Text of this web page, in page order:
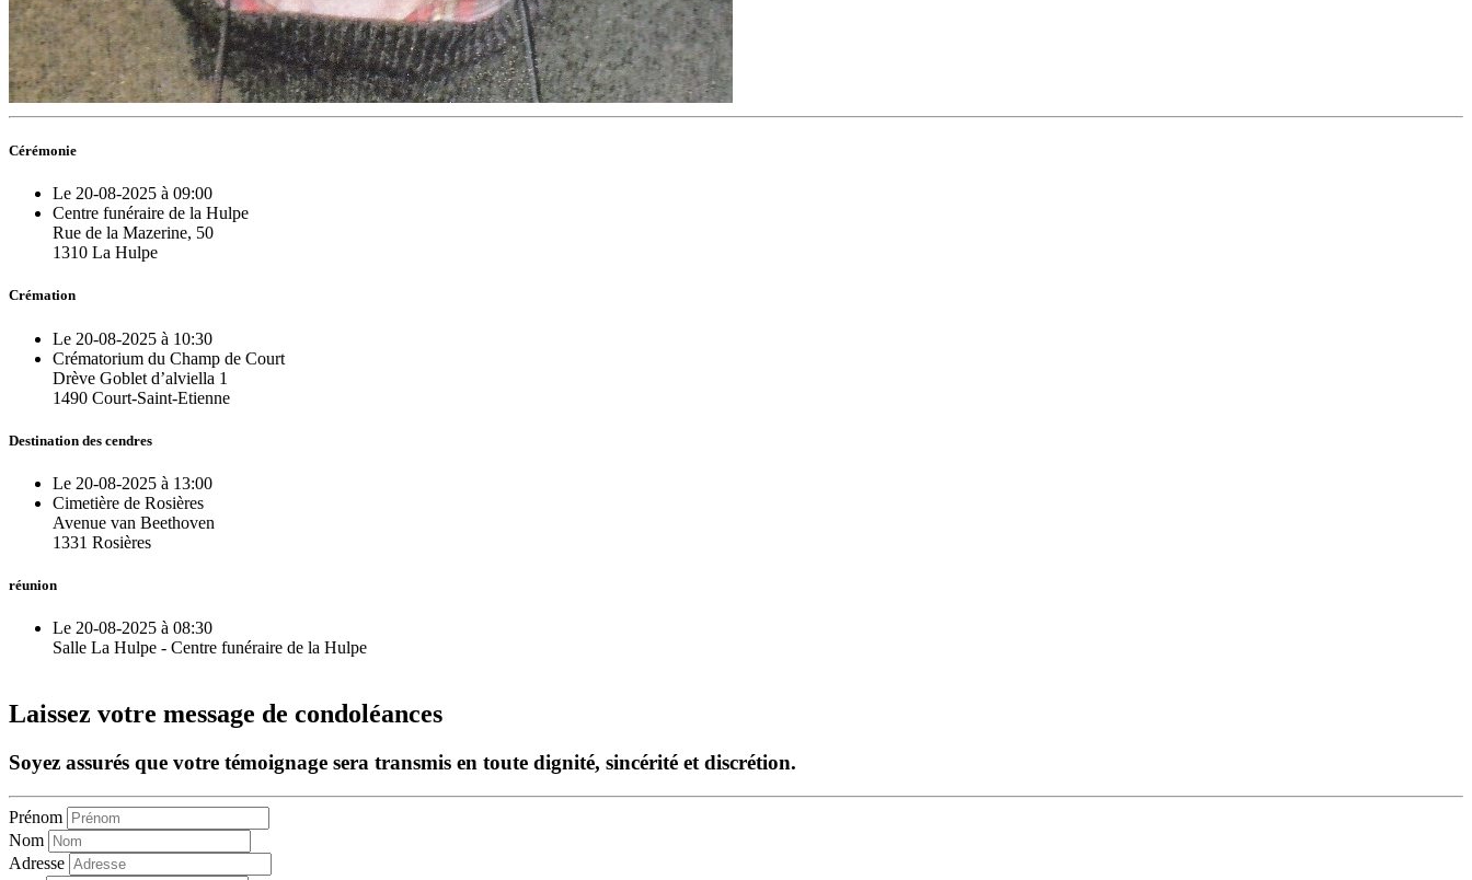
Cérémonie
Le 20-08-2025 à 09:00
Centre funéraire de la Hulpe
Rue de la Mazerine, 50
1310 La Hulpe
Crémation
Le 20-08-2025 à 10:30
Crématorium du Champ de Court
Drève Goblet d’alviella 1
1490 Court-Saint-Etienne
Destination des cendres
Le 20-08-2025 à 13:00
Cimetière de Rosières
Avenue van Beethoven
1331 Rosières
réunion
Le 20-08-2025 à 08:30
Salle La Hulpe - Centre funéraire de la Hulpe
Laissez votre message de condoléances
Soyez assurés que votre témoignage sera transmis en toute dignité, sincérité et discrétion.
Prénom
Nom
Adresse